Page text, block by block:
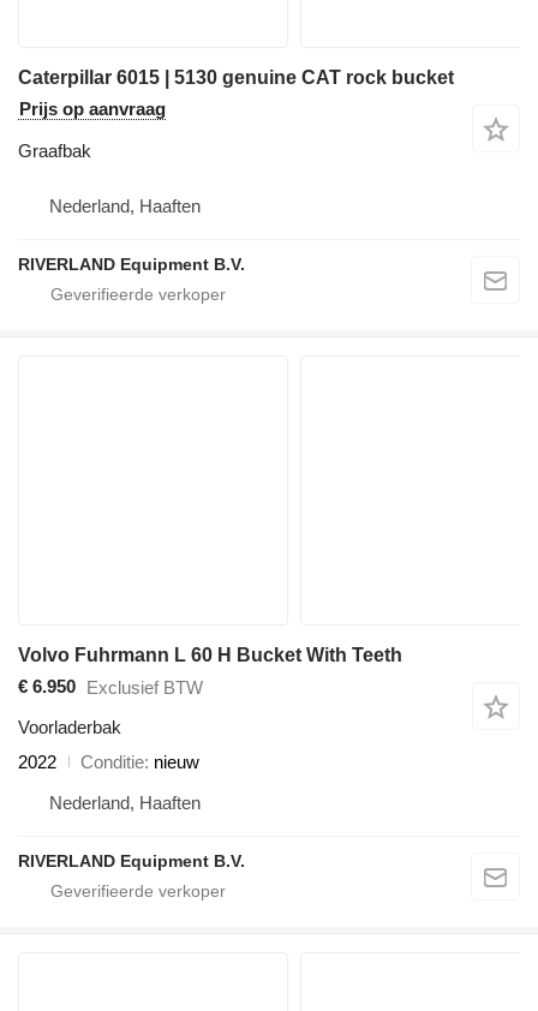
Caterpillar 6015 | 5130 genuine CAT rock bucket
Prijs op aanvraag
Graafbak
Nederland, Haaften
RIVERLAND Equipment B.V.
Volvo Fuhrmann L 60 H Bucket With Teeth
€ 6.950 Exclusief BTW
Voorladerbak
2022
Conditie nieuw
Nederland, Haaften
RIVERLAND Equipment B.V.